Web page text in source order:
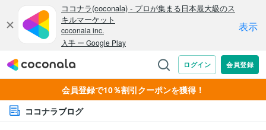
会員登録で10％割引クーポンを獲得！
ココナラブログ